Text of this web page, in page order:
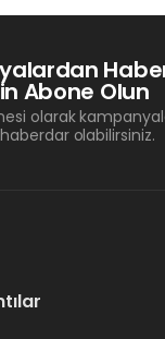
Abone Olun
olarak
olabilirsiniz.